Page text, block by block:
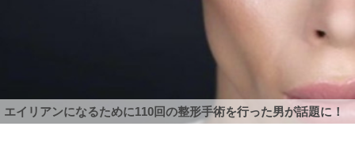
エイリアンになるために110回の整形手術を行った男が話題に！